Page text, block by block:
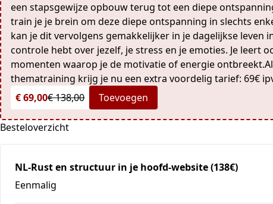
een stapsgewijze opbouw terug tot een diepe
train je je brein om deze diepe ontspanning in slechts
kan je dit vervolgens gemakkelijker in je dagelijkse leven
controle hebt over jezelf, je stress en je emoties. Je leert
momenten waarop je de motivatie of energie
thematraining krijg je nu een extra voordelig tarief: 69€
€ 69,00€ 138,00 Toevoegen
Besteloverzicht
NL-Rust en structuur in je hoofd-website (138€)
Eenmalig